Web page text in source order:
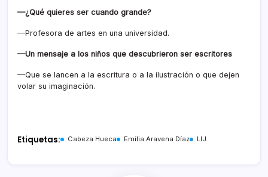
—¿Qué quieres ser cuando grande?
—Profesora de artes en una universidad.
—Un mensaje a los niños que descubrieron ser escritores
—Que se lancen a la escritura o a la ilustración o que dejen
volar su imaginación.
Etiquetas: Cabeza Hueca Emilia Aravena Díaz LIJ